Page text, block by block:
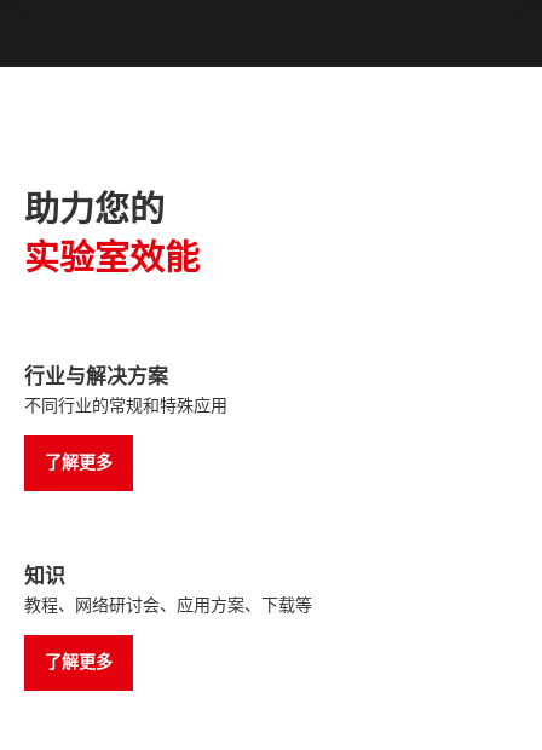
助力您的
实验室效能
行业与解决方案
不同行业的常规和特殊应用
了解更多
知识
教程、网络研讨会、应用方案、下载等
了解更多